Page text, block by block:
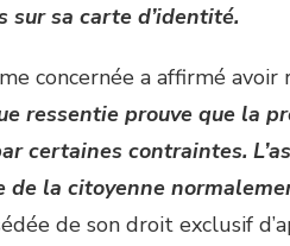
sur sa carte d’identité.
concernée a affirmé
ressentie prouve que la
certaines contraintes.
de la citoyenne
de son droit exclusif